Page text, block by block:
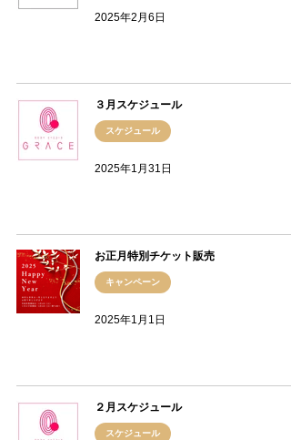
2025年2月6日
３月スケジュール
スケジュール
2025年1月31日
お正月特別チケット販売
キャンペーン
2025年1月1日
２月スケジュール
スケジュール